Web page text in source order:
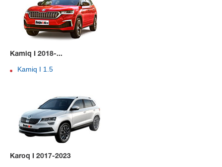
Kamiq I 2018-...
Kamiq I 1.5
Karoq I 2017-2023